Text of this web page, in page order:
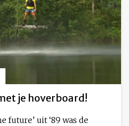
je hoverboard!
future’ uit ‘89 was de